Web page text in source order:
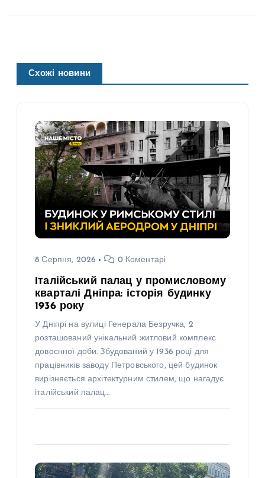
Схожі новини
8 Серпня, 2026 0 Коментарі
Італійський палац у промисловому
кварталі Дніпра: історія будинку
1936 року
У Дніпрі на вулиці Генерала Безручка, 2
розташований унікальний житловий комплекс
довоєнної доби. Збудований у 1936 році для
працівників заводу Петровського, цей будинок
вирізняється архітектурним стилем, що нагадує
італійський палац…